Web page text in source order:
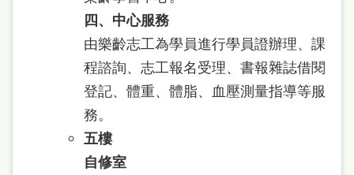
四、中心服務
由樂齡志工為學員進行學員證辦理、課
程諮詢、志工報名受理、書報雜誌借閱
登記、體重、體脂、血壓測量指導等服
務。
五樓
自修室